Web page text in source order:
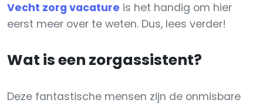
Vecht zorg vacature is het handig om hier
eerst meer over te weten. Dus, lees verder!
Wat is een zorgassistent?
Deze fantastische mensen zijn de onmisbare